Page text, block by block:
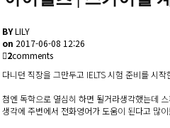
BYLILY
on 2017-06-08 12:26
2comments
다니던 직장을 그만두고 IELTS 시험 준비를 시
첨엔 독학으로 열심히 하면 될거라생각했는데
생각에 주변에서 전화영어가 도움이 된다고 많